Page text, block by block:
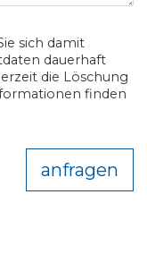
sich damit
dauerhaft
die Löschung
finden
anfragen